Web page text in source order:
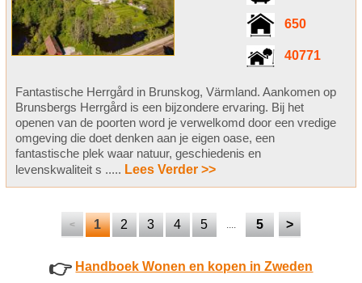
650
40771
Fantastische Herrgård in Brunskog, Värmland. Aankomen op
Brunsbergs Herrgård is een bijzondere ervaring. Bij het
openen van de poorten word je verwelkomd door een vredige
omgeving die doet denken aan je eigen oase, een
fantastische plek waar natuur, geschiedenis en
levenskwaliteit s ..... Lees Verder >>
< 1 2 3 4 5 .... 5 >
👉 Handboek Wonen en kopen in Zweden